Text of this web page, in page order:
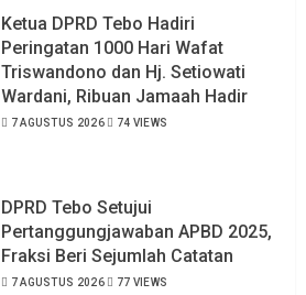
Ketua DPRD Tebo Hadiri
Peringatan 1000 Hari Wafat
Triswandono dan Hj. Setiowati
Wardani, Ribuan Jamaah Hadir
7 AGUSTUS 2026 74 VIEWS
DPRD Tebo Setujui
Pertanggungjawaban APBD 2025,
Fraksi Beri Sejumlah Catatan
7 AGUSTUS 2026 77 VIEWS